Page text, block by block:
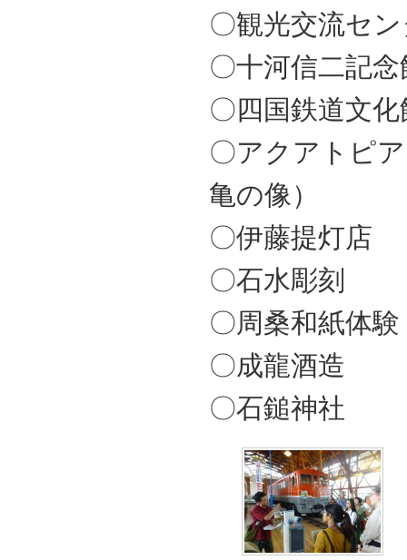
〇観光交流セ
〇十河信二記念
〇四国鉄道文化
〇アクアトピ
亀の像）
〇伊藤提灯店
〇石水彫刻
〇周桑和紙体験
〇成龍酒造
〇石鎚神社